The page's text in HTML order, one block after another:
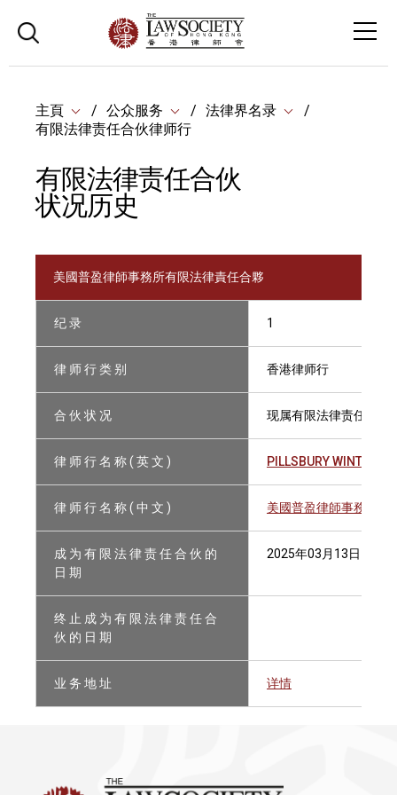
主頁 公众服务
法律界名录
有限法律责任合伙律师行
有限法律责任合伙
状况历史
美國普盈律師事務所有限法律責任合夥
纪 录 1
律 师 行 类 别 香港律师行
合 伙 状 况 现属有限法律责任合伙
律 师 行 名 称 ( 英 文 ) PILLSBURY
律 师 行 名 称 ( 中 文 ) 美國普盈律師事務所有
成 为 有 限 法 律 责 任 合 伙 的
日 期
2025年03月13日
终 止 成 为 有 限 法 律 责 任 合
伙 的 日 期
业 务 地 址 详情